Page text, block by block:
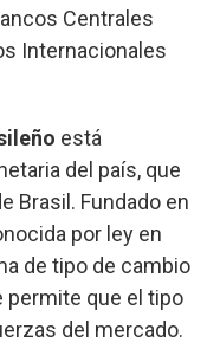
Centrales
Internacionales
está
del país, que
Brasil. Fundado en
por ley en
de tipo de cambio
permite que el tipo
del mercado.